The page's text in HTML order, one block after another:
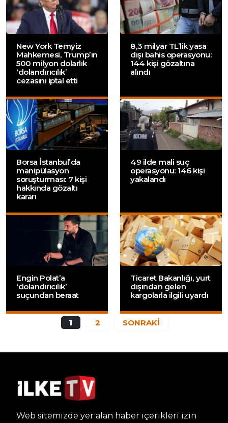
New York Temyiz
Mahkemesi, Trump’ın
500 milyon dolarlık
‘dolandırıcılık’
cezasını iptal etti
8,3 milyar TL’lik yasa
dışı bahis operasyonu:
144 kişi gözaltına
alındı
Borsa İstanbul’da
manipülasyon
soruşturması: 7 kişi
hakkında gözaltı
kararı
49 ilde mali suç
operasyonu: 146 kişi
yakalandı
Engin Polat’a
‘dolandırıcılık’
suçundan beraat
Ticaret Bakanlığı, yurt
dışından gelen
kargolarla ilgili uyardı
1 2 SONRAKİ
Web sitemizde yer alan haber içerikleri izin